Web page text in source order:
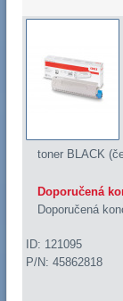
toner BLACK
Doporučená
Doporučená
ID: 121095
P/N: 45862818